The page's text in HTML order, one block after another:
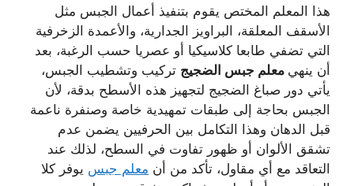
هذا المعلم المختص يقوم بتنفيذ أعمال الجبس مثل
الأسقف المعلقة، البراويز الجدارية، والأعمدة الزخرفية
التي تضفي طابعا كلاسيكيا أو عصريا حسب الرغبة، بعد
أن ينهي معلم جبس الضجيج تركيب وتشطيب الجبس،
يأتي دور صباغ الضجيج لتجهيز هذه الأسطح بدقة، لأن
الجبس بحاجة إلى طبقات تمهيدية خاصة وصنفرة ناعمة
قبل الدهان وهذا التكامل بين الحرفيين يضمن عدم
تشقق الألوان أو ظهور تفاوت في السطح، لذلك عند
التعاقد مع أي مقاول، تأكد من أن معلم جبس يوفر كلا